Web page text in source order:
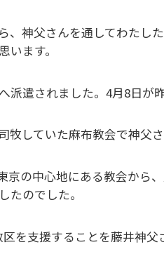
神父さんを通してわたし
ます。
遣されました。4月8日が
していた麻布教会で神父
の中心地にある教会から
たのでした。
を支援することを藤井神